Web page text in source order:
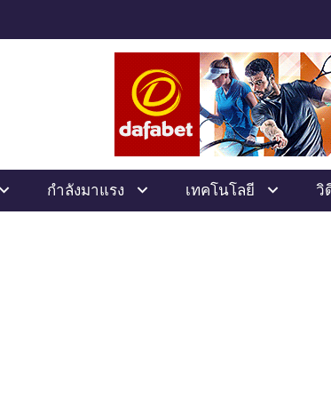
กำลังมาแรง เทคโนโลยี วิ